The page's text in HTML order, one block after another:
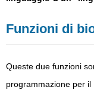
Funzioni di
Queste due funzioni
programmazione per